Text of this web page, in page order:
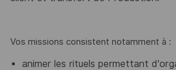
Vos missions consistent notamment à :
animer les rituels permettant